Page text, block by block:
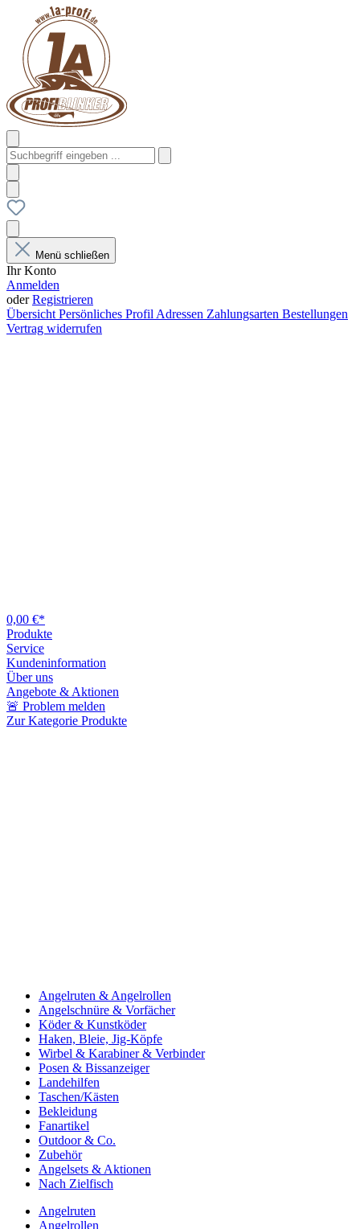
Menü schließen
Ihr Konto
Anmelden
oderRegistrieren
Übersicht Persönliches Profil Adressen Zahlungsarten Bestellungen
Vertrag widerrufen
0,00 €*
Produkte
Service
Kundeninformation
Über uns
Angebote & Aktionen
🚨 Problem melden
Zur Kategorie Produkte
Angelruten & Angelrollen
Angelschnüre & Vorfächer
Köder & Kunstköder
Haken, Bleie, Jig-Köpfe
Wirbel & Karabiner & Verbinder
Posen & Bissanzeiger
Landehilfen
Taschen/Kästen
Bekleidung
Fanartikel
Outdoor & Co.
Zubehör
Angelsets & Aktionen
Nach Zielfisch
Angelruten
Angelrollen